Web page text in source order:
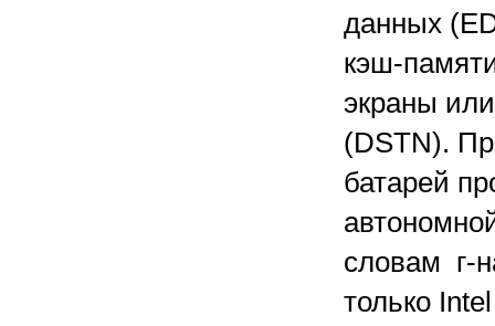
данных
кэш-
экраны
(DSTN).
батарей
словам г-
только